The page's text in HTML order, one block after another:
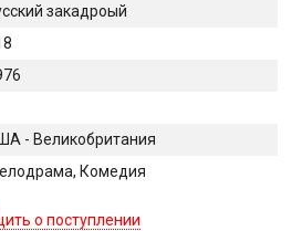
закадроый
- Великобритания
Комедия
о поступлении